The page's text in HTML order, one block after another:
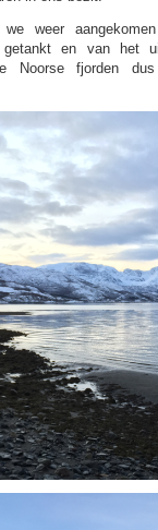
weer
getankt en van het
Noorse fjorden